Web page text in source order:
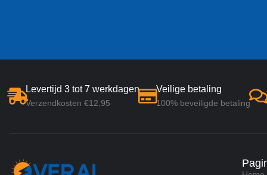
Levertijd 3 tot 7 werkdagen
Verzendkosten €12,95
Veilige betaling
100% beveiligde betaling